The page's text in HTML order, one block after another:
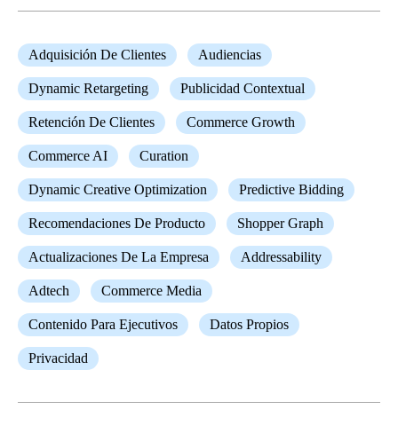
Adquisición De Clientes Audiencias
Dynamic Retargeting Publicidad Contextual
Retención De Clientes Commerce Growth
Commerce AI Curation
Dynamic Creative Optimization Predictive Bidding
Recomendaciones De Producto Shopper Graph
Actualizaciones De La Empresa Addressability
Adtech Commerce Media
Contenido Para Ejecutivos Datos Propios
Privacidad